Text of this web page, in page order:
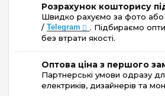
Розрахунок кошторису
Швидко рахуємо за фото
/ Telegram
. Підбираємо
без втрати якості.
Оптова ціна з першого
Партнерські умови одразу
електриків, дизайнерів та